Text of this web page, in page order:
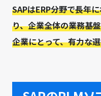
SAPはERP分野で長年
り、企業全体の業務基
企業にとって、有力な